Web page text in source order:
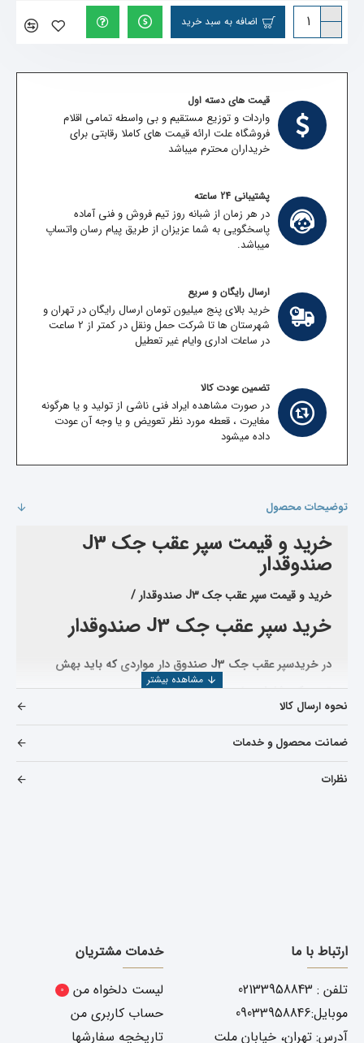
اضافه به سبد خرید
قیمت های دسته اول
واردات و توزیع مستقیم و بی واسطه تمامی اقلام
فروشگاه علت ارائه قیمت های کاملا رقابتی برای
خریداران محترم میباشد
پشتیبانی 24 ساعته
در هر زمان از شبانه روز تیم فروش و فنی آماده
پاسخگویی به شما عزیزان از طریق پیام رسان واتساپ
میباشد.
ارسال رایگان و سریع
خرید بالای پنج میلیون تومان ارسال رایگان در تهران و
شهرستان ها تا شرکت حمل ونقل در کمتر از 2 ساعت
در ساعات اداری وایام غیر تعطیل
تضمین عودت کالا
در صورت مشاهده ایراد فنی ناشی از تولید و یا هرگونه
مغایرت ، قعطه مورد نظر تعویض و یا وجه آن عودت
داده میشود
توضیحات محصول
صندوقدار
خرید و قیمت سپر عقب جک J3 صندوقدار /
خرید سپر عقب جک J3 صندوقدار
در خریدسپر عقب جک
مواردی که باید بهش
توجه کرد شامل موارد زیر میباشد
اعتبار کارخانه سازنده
استاندارد بودن قطعه تولید شده
قیمت سپر عقب جک j3 صندوقدار
قیمت سپر عقب جک J3 صندوق دار به عوامل مختلفی بستگی
دارد از جمله
نحوه ارسال کالا
ضمانت محصول و خدمات
نظرات
ارتباط با ما
تلفن : 02133958843
موبایل:09033958846
آدرس: تهران، خیابان ملت
خدمات مشتریان
لیست دلخواه من
0
حساب کاربری من
تاریخچه سفارشها